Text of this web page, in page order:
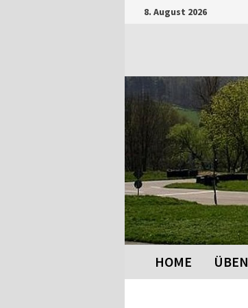
Zum8. August 2026
HOME ÜBEN